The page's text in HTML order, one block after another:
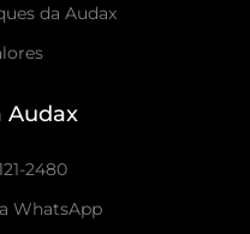
da Audax
Audax
2480
WhatsApp